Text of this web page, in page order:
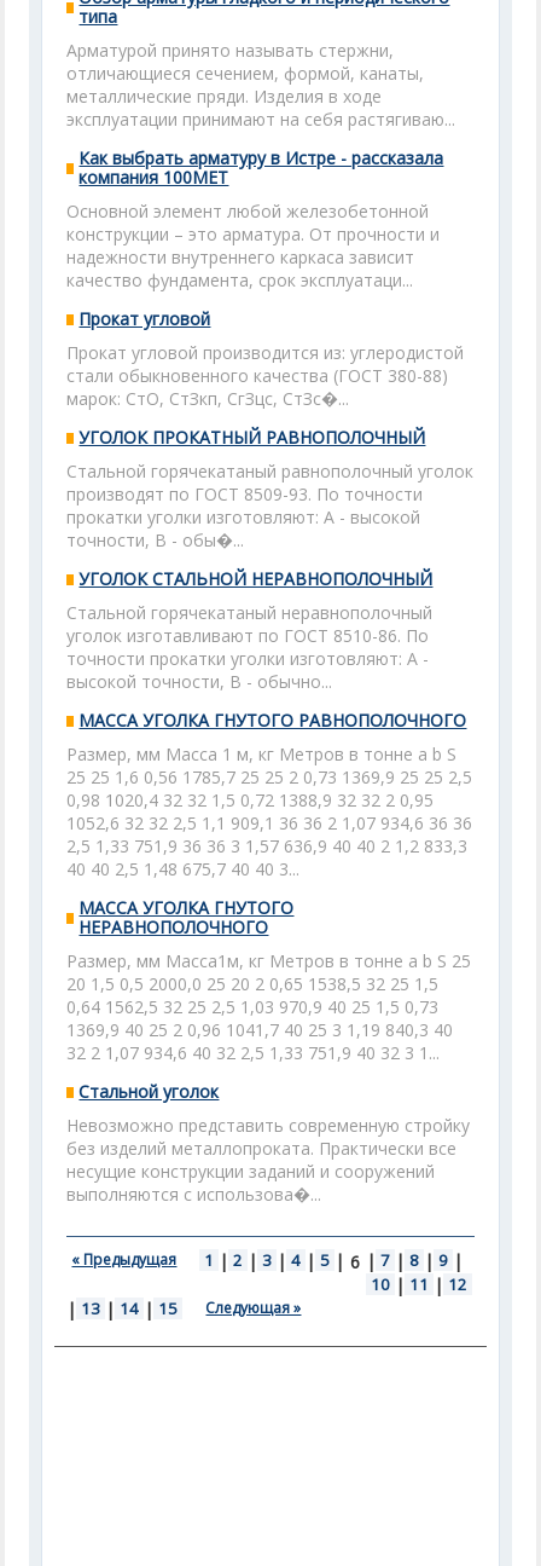
типа
Арматурой принято называть стержни,
отличающиеся сечением, формой, канаты,
металлические пряди. Изделия в ходе
эксплуатации принимают на себя растягиваю...
Как выбрать арматуру в Истре - рассказала
компания 100МЕТ
Основной элемент любой железобетонной
конструкции – это арматура. От прочности и
надежности внутреннего каркаса зависит
качество фундамента, срок эксплуатаци...
Прокат угловой
Прокат угловой производится из: углеродистой
стали обыкновенного качества (ГОСТ 380-88)
марок: СтО, СтЗкп, СгЗцс, СтЗс�...
УГОЛОК ПРОКАТНЫЙ РАВНОПОЛОЧНЫЙ
Стальной горячекатаный равнополочный уголок
производят по ГОСТ 8509-93. По точности
прокатки уголки изготовляют: А - высокой
точности, В - обы�...
УГОЛОК СТАЛЬНОЙ НЕРАВНОПОЛОЧНЫЙ
Стальной горячекатаный неравнополочный
уголок изготавливают по ГОСТ 8510-86. По
точности прокатки уголки изготовляют: А -
высокой точности, В - обычно...
МАССА УГОЛКА ГНУТОГО РАВНОПОЛОЧНОГО
Размер, мм Масса 1 м, кг Метров в тонне а b S
25 25 1,6 0,56 1785,7 25 25 2 0,73 1369,9 25 25 2,5
0,98 1020,4 32 32 1,5 0,72 1388,9 32 32 2 0,95
1052,6 32 32 2,5 1,1 909,1 36 36 2 1,07 934,6 36 36
2,5 1,33 751,9 36 36 3 1,57 636,9 40 40 2 1,2 833,3
40 40 2,5 1,48 675,7 40 40 3...
МАССА УГОЛКА ГНУТОГО
НЕРАВНОПОЛОЧНОГО
Размер, мм Масса1м, кг Метров в тонне а b S 25
20 1,5 0,5 2000,0 25 20 2 0,65 1538,5 32 25 1,5
0,64 1562,5 32 25 2,5 1,03 970,9 40 25 1,5 0,73
1369,9 40 25 2 0,96 1041,7 40 25 3 1,19 840,3 40
32 2 1,07 934,6 40 32 2,5 1,33 751,9 40 32 3 1...
Стальной уголок
Невозможно представить современную стройку
без изделий металлопроката. Практически все
несущие конструкции заданий и сооружений
выполняются с использова�...
« Предыдущая 1 | 2 | 3 | 4 | 5 | 6 | 7 | 8 | 9 |
10 | 11 | 12
| 13 | 14 | 15 Следующая »